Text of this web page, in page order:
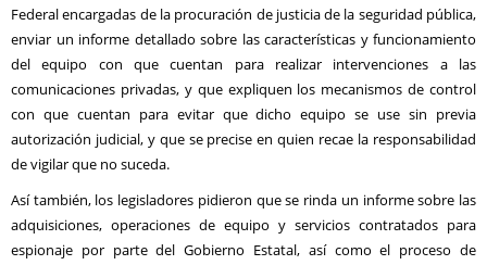
Federal encargadas de la procuración de justicia de la seguridad pública,
enviar un informe detallado sobre las características y funcionamiento
del equipo con que cuentan para realizar intervenciones a las
comunicaciones privadas, y que expliquen los mecanismos de control
con que cuentan para evitar que dicho equipo se use sin previa
autorización judicial, y que se precise en quien recae la responsabilidad
de vigilar que no suceda.
Así también, los legisladores pidieron que se rinda un informe sobre las
adquisiciones, operaciones de equipo y servicios contratados para
espionaje por parte del Gobierno Estatal, así como el proceso de